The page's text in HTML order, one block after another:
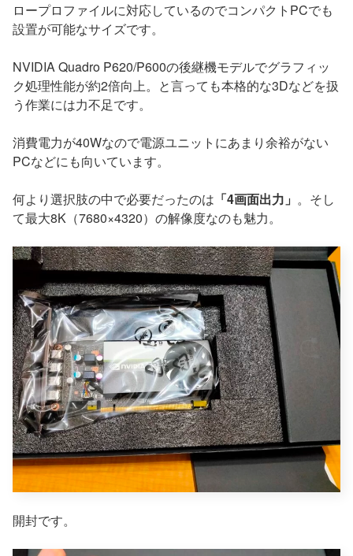
ロープロファイルに対応しているのでコンパクトPCでも
設置が可能なサイズです。
NVIDIA Quadro P620/P600の後継機モデルでグラフィッ
ク処理性能が約2倍向上。と言っても本格的な3Dなどを扱
う作業には力不足です。
消費電力が40Wなので電源ユニットにあまり余裕がない
PCなどにも向いています。
何より選択肢の中で必要だったのは 「4画面出力」 。そし
て最大8K（7680×4320）の解像度なのも魅力。
開封です。